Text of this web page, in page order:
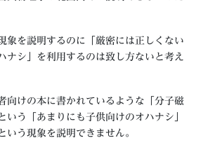
象を説明するのに「厳密には正しくない
ナシ」を利用するのは致し方ないと考え
向けの本に書かれているような「分子磁
う「あまりにも子供向けのオハナシ」
いう現象を説明できません。